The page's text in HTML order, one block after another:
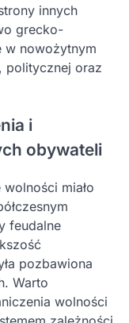
innych
grecko-
w nowożytnym
politycznej oraz
i
obywateli
miało
feudalne
pozbawiona
Warto
wolności